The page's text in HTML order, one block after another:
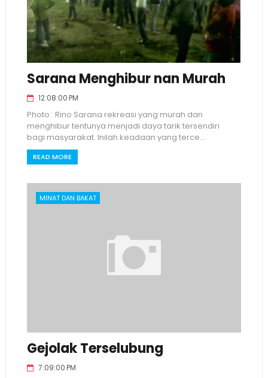
Sarana Menghibur nan Murah
12:08:00 PM
Photo : Rino Sarana rekreasi yang murah dan
menghibur tentunya menjadi daya tarik tersendiri
bagi masyarakat. Inilah keadaan yang terce...
READ MORE
MINAT DAN BAKAT
Gejolak Terselubung
7:09:00 PM